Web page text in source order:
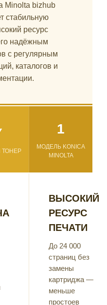
Minolta bizhub
стабильную
ресурс
надёжным
с регулярным
каталогов и
1
МОДЕЛЬ KONICA
MINOLTA
ВЫСОКИЙ
РЕСУРС
ПЕЧАТИ
До 24 000
страниц без
замены
картриджа —
меньше
простоев